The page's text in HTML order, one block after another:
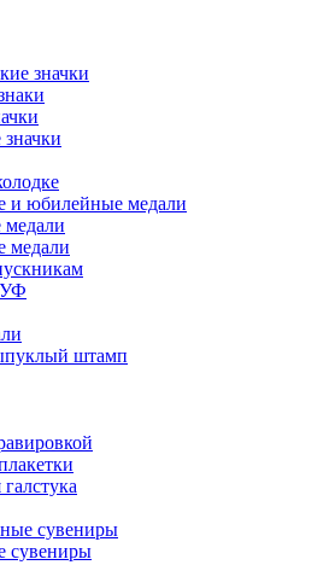
значки
и юбилейные медали
медали
штамп
сувениры
сувениры